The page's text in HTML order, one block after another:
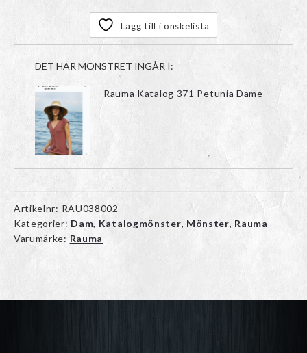
Lägg till i önskelista
DET HÄR MÖNSTRET INGÅR I:
Rauma Katalog 371 Petunia Dame
Artikelnr: RAU038002
Kategorier: Dam, Katalogmönster, Mönster, Rauma
Varumärke: Rauma